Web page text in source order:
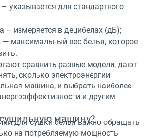
– указывается для стандартного
– измеряется в децибелах (дБ);
— максимальный вес белья, которое
сравнить разные модели, дают
сколько электроэнергии
машина, и выбрать наиболее
и другим
машину?
для сушки белья важно обращать
на потребляемую мощность